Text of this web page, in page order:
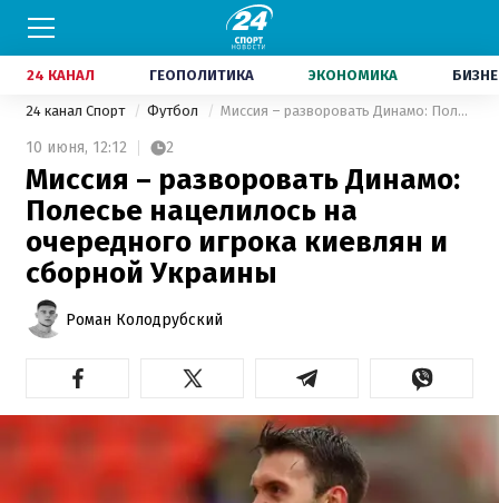
24 КАНАЛ ГЕОПОЛИТИКА ЭКОНОМИКА
24 канал Спорт Футбол Миссия – разворовать Динамо: Полесье нацелилось на очередного игрока киевлян и сборной Украины
10 июня, 12:12 2
Миссия – разворовать Динамо:
Полесье нацелилось на
очередного игрока киевлян и
сборной Украины
Роман Колодрубский